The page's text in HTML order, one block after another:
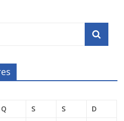
Q S S
D